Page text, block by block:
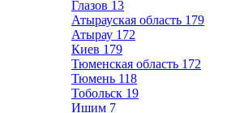
Глазов 13
Атырауская область 179
Атырау 172
Киев 179
Тюменская область 172
Тюмень 118
Тобольск 19
Ишим 7